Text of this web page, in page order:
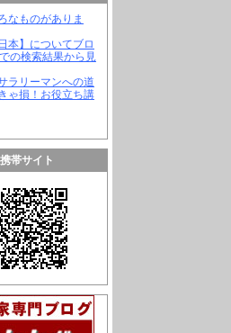
なものがありま
本】についてブロ
の検索結果から見
ラリーマンへの道
ゃ損！お役立ち講
携帯サイト